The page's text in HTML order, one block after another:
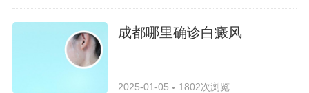
成都哪里确诊白癜风
2025-01-05 1802次浏览